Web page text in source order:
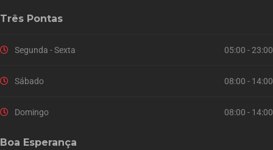
Três Pontas
Segunda - Sexta 05:00 - 23:00
Sábado 08:00 - 14:00
Domingo 08:00 - 14:00
Boa Esperança